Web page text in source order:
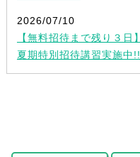
2026/07/10
【無料招待まで残り３日】
夏期特別招待講習実施中!!